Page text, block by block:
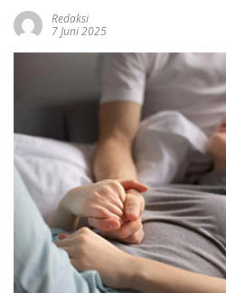
Redaksi
7 Juni 2025